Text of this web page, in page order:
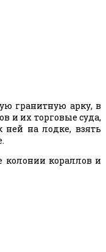
гранитную арку, в
и их торговые суда,
ней на лодке, взять
колонии кораллов и